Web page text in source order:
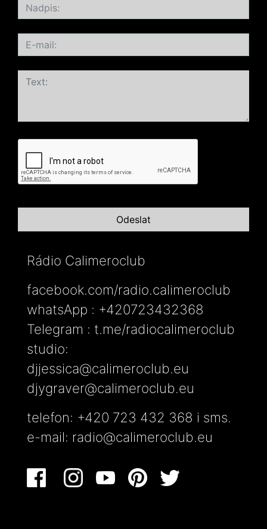
Rádio Calimeroclub
facebook.com/radio.calimeroclub
whatsApp : +420723432368
Telegram : t.me/radiocalimeroclub
studio:
djjessica@calimeroclub.eu
djygraver@calimeroclub.eu
telefon: +420 723 432 368 i sms.
e-mail: radio@calimeroclub.eu